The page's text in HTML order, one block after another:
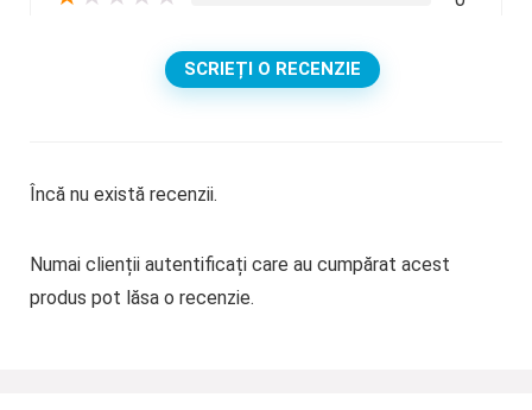
SCRIEȚI O RECENZIE
Încă nu există recenzii.
Numai clienții autentificați care au cumpărat acest
produs pot lăsa o recenzie.